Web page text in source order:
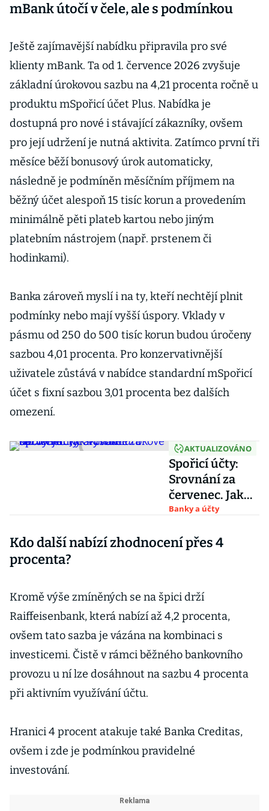
spořicích účtů
mBank útočí v čele, ale s podmínkou
Ještě zajímavější nabídku připravila pro své
klienty mBank. Ta od 1. července 2026 zvyšuje
základní úrokovou sazbu na 4,21 procenta ročně u
produktu mSpořicí účet Plus. Nabídka je
dostupná pro nové i stávající zákazníky, ovšem
pro její udržení je nutná aktivita. Zatímco první tři
měsíce běží bonusový úrok automaticky,
následně je podmíněn měsíčním příjmem na
běžný účet alespoň 15 tisíc korun a provedením
minimálně pěti plateb kartou nebo jiným
platebním nástrojem (např. prstenem či
hodinkami).
Banka zároveň myslí i na ty, kteří nechtějí plnit
podmínky nebo mají vyšší úspory. Vklady v
pásmu od 250 do 500 tisíc korun budou úročeny
sazbou 4,01 procenta. Pro konzervativnější
uživatele zůstává v nabídce standardní mSpořicí
účet s fixní sazbou 3,01 procenta bez dalších
omezení.
AKTUALIZOVÁNO
Spořicí účty:
Srovnání za
červenec. Jak
vysoké úrokové
aktuálně
Banky a účty
Kdo další nabízí zhodnocení přes 4
procenta?
Kromě výše zmíněných se na špici drží
Raiffeisenbank, která nabízí až 4,2 procenta,
ovšem tato sazba je vázána na kombinaci s
investicemi. Čistě v rámci běžného bankovního
provozu u ní lze dosáhnout na sazbu 4 procenta
při aktivním využívání účtu.
Hranici 4 procent atakuje také Banka Creditas,
ovšem i zde je podmínkou pravidelné
investování.